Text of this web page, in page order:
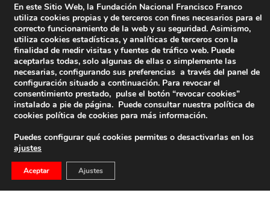
Fundación Nacional Francisco Franco
En este Sitio Web, la Fundación Nacional Francisco Franco
utiliza cookies propias y de terceros con fines necesarios para el
correcto funcionamiento de la web y su seguridad. Asimismo,
utiliza cookies estadísticas, y analíticas de terceros con la
finalidad de medir visitas y fuentes de tráfico web. Puede
aceptarlas todas, solo algunas de ellas o simplemente las
necesarias, configurando sus preferencias a través del panel de
configuración situado a continuación. Para revocar el
consentimiento prestado, pulse el botón “revocar cookies”
instalado a pie de página. Puede consultar nuestra política de
cookies política de cookies para más información.
Puedes configurar qué cookies permites o desactivarlas en los
ajustes
Aceptar Ajustes